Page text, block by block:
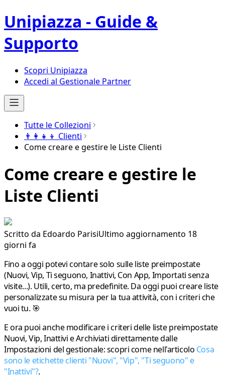
Unipiazza - Guide &
Supporto
Scopri Unipiazza
Accedi al Gestionale Partner
Tutte le Collezioni
👨‍👩‍👧‍👦 Clienti
Come creare e gestire le Liste Clienti
Come creare e gestire le
Liste Clienti
Scritto da Edoardo ParisiUltimo aggiornamento 18
giorni fa
Fino a oggi potevi contare solo sulle liste preimpostate
(Nuovi, Vip, Ti seguono, Inattivi, Con App, Importati senza
visite...). Utili, certo, ma predefinite. Da oggi puoicreare liste
personalizzatesu misura per la tua attività, con i criteri che
vuoi tu. 🎯
E ora puoi anchemodificare i criteri delle liste preimpostate
Nuovi, Vip, Inattivi e Archiviati direttamente dalle
Impostazioni del gestionale: scopri come nell'articolo Cosa
sono le etichette clienti "Nuovi", "Vip", "Ti seguono" e
"Inattivi"?.